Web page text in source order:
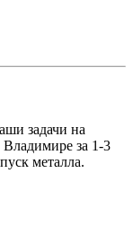
задачи на
Владимире за 1-3
металла.